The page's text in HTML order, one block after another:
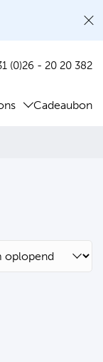
(0)26 - 20 20 382
Cadeaubon